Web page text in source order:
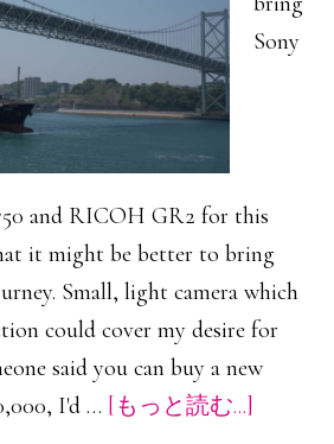
Sony
and RICOH GR2 for this
it might be better to bring
Small, light camera which
could cover my desire for
said you can buy a new
I'd … [もっと読む...]